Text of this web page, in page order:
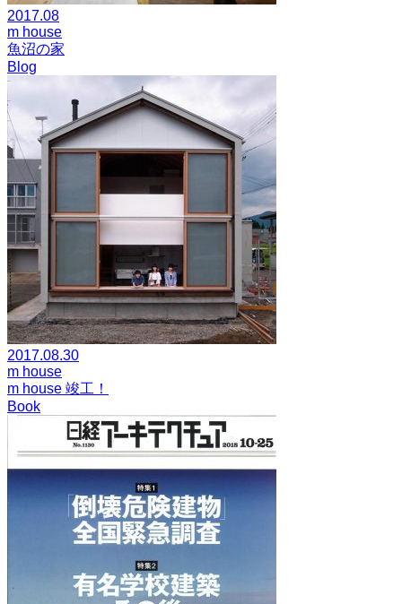
2017.08
m house
魚沼の家
Blog
2017.08.30
m house
m house 竣工！
Book